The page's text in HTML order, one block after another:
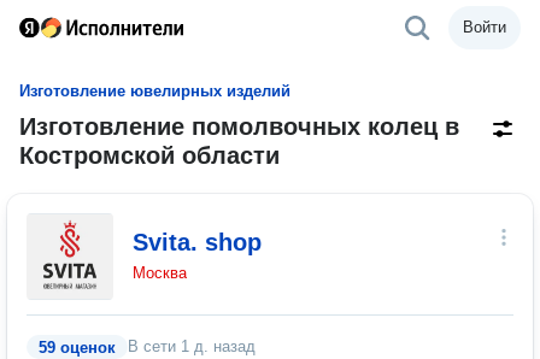
Войти
Изготовление ювелирных изделий
Изготовление помолвочных колец в
Костромской области
Svita. shop
Москва
59 оценок В сети 1 д. назад